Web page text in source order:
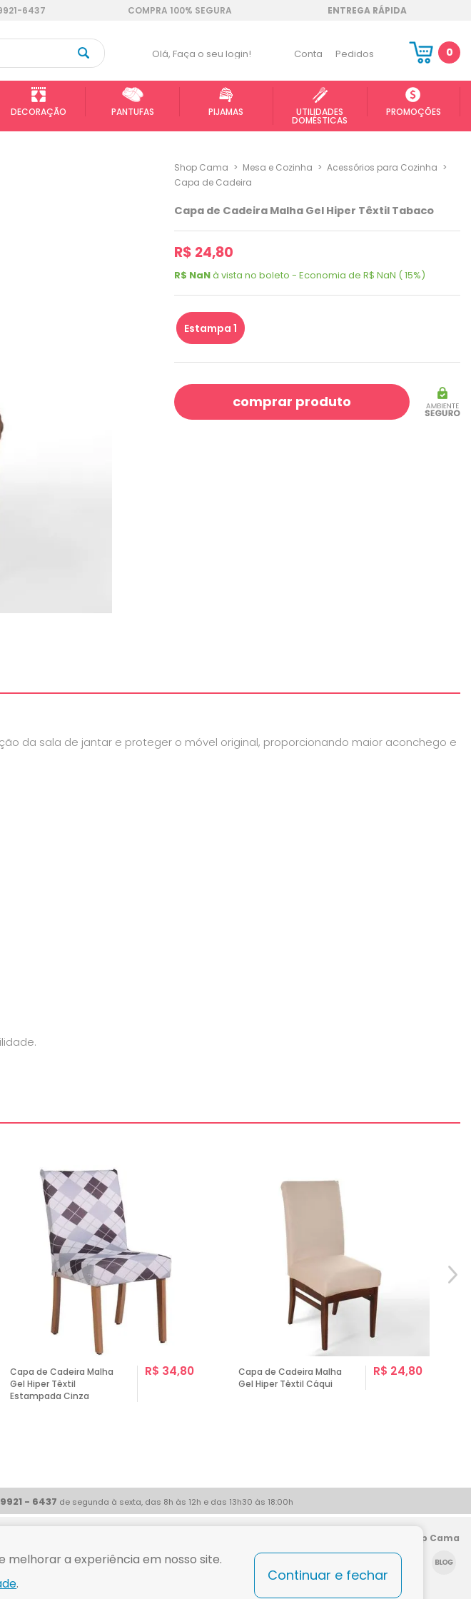
6437 COMPRA 100% SEGURA ENTREGA RÁPIDA
Olá, Faça o seu login! Conta Pedidos 0
DECORAÇÃO PANTUFAS PIJAMAS UTILIDADES
DOMÉSTICAS
PROMOÇÕES
Shop Cama > Mesa e Cozinha > Acessórios para Cozinha >
Capa de Cadeira
Capa de Cadeira Malha Gel Hiper Têxtil Tabaco
R$ 24,80
R$ NaNà vista no boleto - Economia de R$ NaN ( 15%)
Estampa 1
comprar produto
da sala de jantar e proteger o móvel original, proporcionando maior aconchego e
Capa de Cadeira Malha
Gel Hiper Têxtil
Estampada Cinza
R$ 34,80
Capa de Cadeira Malha
Gel Hiper Têxtil Cáqui
R$ 24,80
9921 - 6437 de segunda à sexta, das 8h às 12h e das 13h30 às 18:00h
Siga a Shop Cama
melhorar a experiência em nosso site.
. Continuar e fechar